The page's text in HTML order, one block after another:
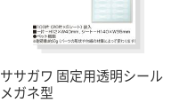
ササガワ 固定用透明シール
メガネ型